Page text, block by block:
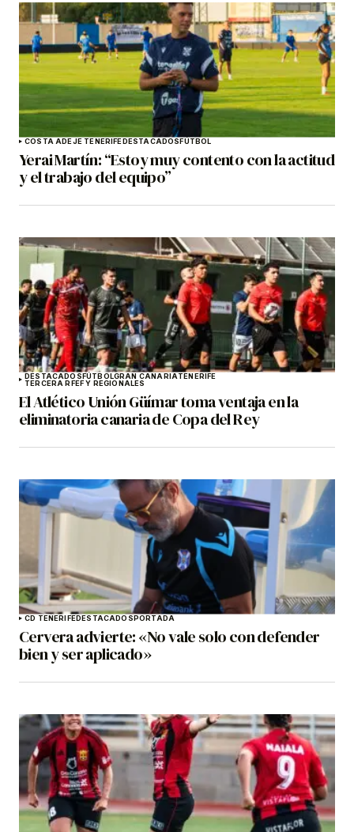
COSTA ADEJE TENERIFEDESTACADOSFÚTBOL
Yerai Martín: “Estoy muy contento con la actitud
y el trabajo del equipo”
DESTACADOSFÚTBOLGRAN CANARIATENERIFE
TERCERA RFEF Y REGIONALES
El Atlético Unión Güímar toma ventaja en la
eliminatoria canaria de Copa del Rey
CD TENERIFEDESTACADOSPORTADA
Cervera advierte: «No vale solo con defender
bien y ser aplicado»